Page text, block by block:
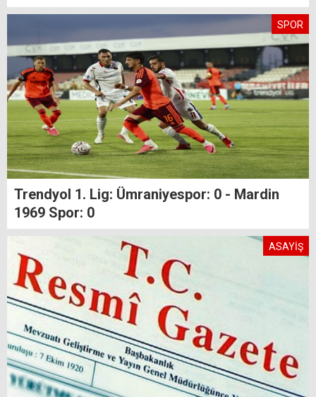
SPOR
Trendyol 1. Lig: Ümraniyespor: 0 - Mardin
1969 Spor: 0
ASAYİŞ